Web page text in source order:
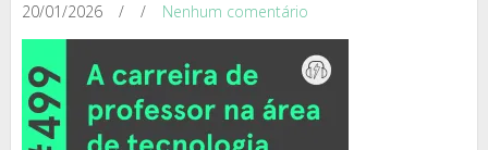
20/01/2026 / / Nenhum comentário